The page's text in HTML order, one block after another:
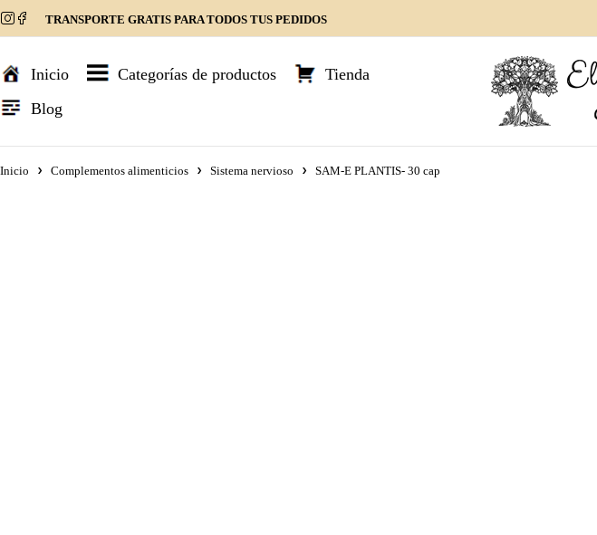
TRANSPORTE GRATIS PARA TODOS TUS PEDIDOS
Inicio Categorías de productos
Tienda
Blog
Inicio Complementos alimenticios Sistema nervioso SAM-E PLANTIS- 30 cap